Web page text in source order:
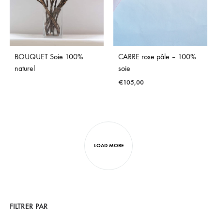
BOUQUET Soie 100%
naturel
WISHLIST
CARRE rose pâle – 100%
soie
€105,00
LOAD MORE
FILTRER PAR